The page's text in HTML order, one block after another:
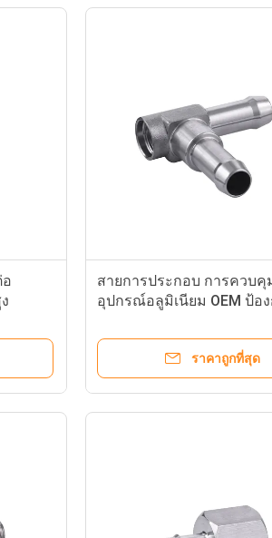
สายการประกอบ การควบ
อุปกรณ์อลูมิเนียม OEM ป้อ
ราคาถูกที่สุด